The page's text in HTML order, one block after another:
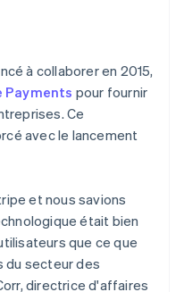
à collaborer en 2015,
Payments pour fournir
Ce
avec le lancement
et nous savions
était bien
que ce que
du secteur des
directrice d'affaires